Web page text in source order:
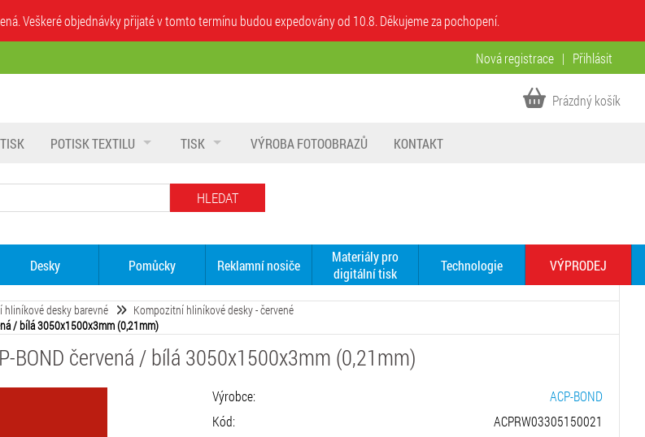
Veškeré objednávky přijaté v tomto termínu budou expedovány od 10.8. Děkujeme za pochopení.
Nová registrace | Přihlásit
Prázdný košík
POTISK TEXTILU TISK VÝROBA FOTOOBRAZŮ KONTAKT
HLEDAT
Desky Pomůcky Reklamní nosiče
Materiály pro
digitální tisk
Technologie VÝPRODEJ
hliníkové desky barevné
Kompozitní hliníkové desky - červené
/ bílá 3050x1500x3mm (0,21mm)
BOND červená / bílá 3050x1500x3mm (0,21mm)
Výrobce:
ACP-BOND
Kód:
ACPRW03305150021